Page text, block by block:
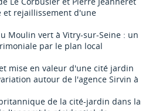
et rejaillissement d'une
Moulin vert à Vitry-sur-Seine : un
par le plan local
mise en valeur d'une cité jardin
autour de l'agence Sirvin à
de la cité-jardin dans la